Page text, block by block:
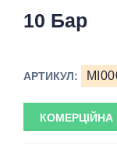
10 Бар
АРТИКУЛ:
КОМЕРЦІЙНА